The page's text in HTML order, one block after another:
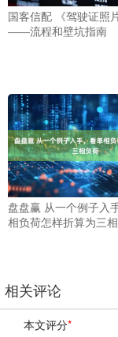
国客信配 《驾驶证照
——流程和壁坑指南
盘盘赢 从一个例子入
相负荷怎样折算为三
相关评论
本文评分*